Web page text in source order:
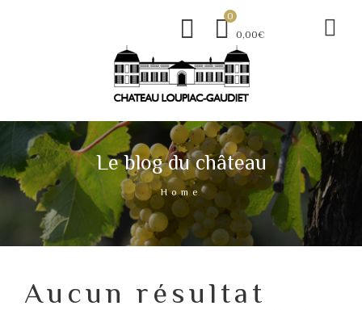
0
0,00€
Le blog du château
Home
Aucun résultat